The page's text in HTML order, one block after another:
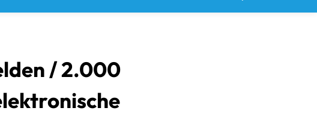
/ 2.000